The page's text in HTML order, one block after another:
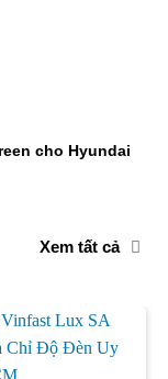
cho Hyundai
Xem tất cả